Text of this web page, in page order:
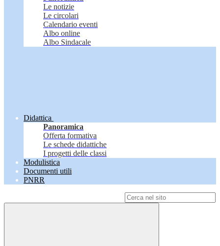
Le notizie
Le circolari
Calendario eventi
Albo online
Albo Sindacale
Didattica
Panoramica
Offerta formativa
Le schede didattiche
I progetti delle classi
Modulistica
Documenti utili
PNRR